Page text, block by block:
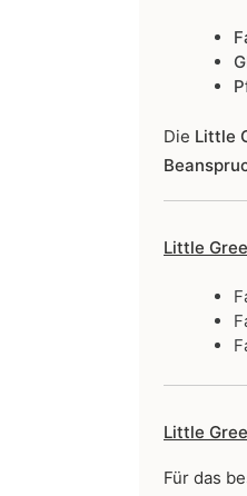
Die Little
Little
Little
Für das